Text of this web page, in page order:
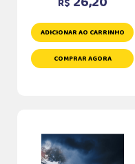
R$
ADICIONAR AO CARRINHO
COMPRAR AGORA